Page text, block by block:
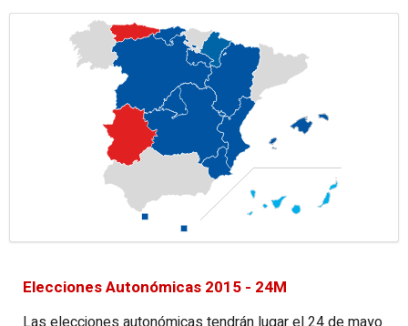
LEGAL
GENERACIÓN DE OPORTUNIDADES
Elecciones Autonómicas 2015 - 24M